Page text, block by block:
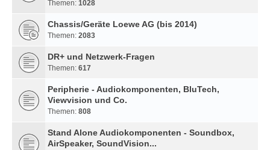
Themen: 1028
Chassis/Geräte Loewe AG (bis 2014)
Themen: 2083
DR+ und Netzwerk-Fragen
Themen: 617
Peripherie - Audiokomponenten, BluTech,
Viewvision und Co.
Themen: 808
Stand Alone Audiokomponenten - Soundbox,
AirSpeaker, SoundVision...